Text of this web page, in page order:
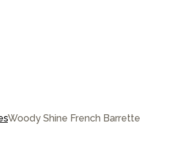
Woody Shine French Barrette